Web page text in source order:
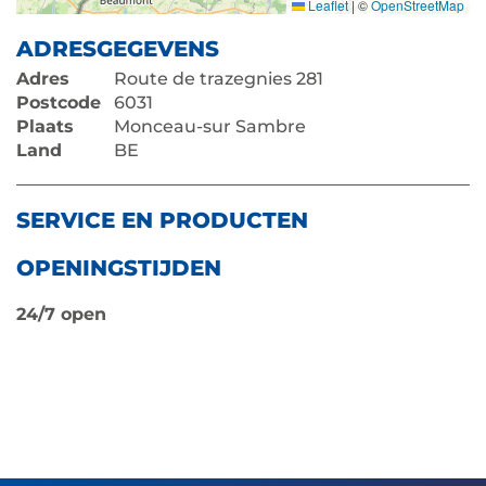
Leaflet | ©OpenStreetMap
ADRESGEGEVENS
Adres
Route de trazegnies 281
Postcode
6031
Plaats
Monceau-sur Sambre
Land
BE
SERVICE EN PRODUCTEN
OPENINGSTIJDEN
24/7 open